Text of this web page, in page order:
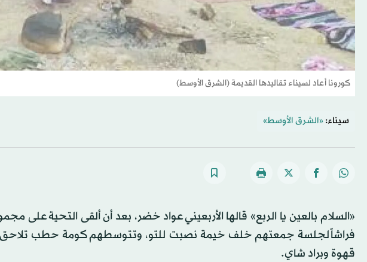
كورونا أعاد لسيناء تقاليدها القديمة (الشرق الأوسط)
سيناء: «الشرق الأوسط»
«السلام بالعين يا الربع» قالها الأربعيني عواد خضر، بعد أن ألقى التحية
فراشاً لجلسة جمعتهم خلف خيمة نصبت للتو، وتتوسطهم كومة حطب تلاحق
قهوة وبراد شاي.